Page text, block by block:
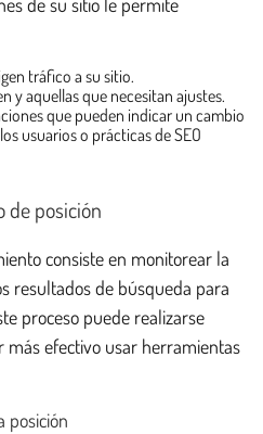
tráfico a su sitio.
y aquellas que necesitan ajustes.
que pueden indicar un cambio
usuarios o prácticas de SEO
de posición
consiste en monitorear la
resultados de búsqueda para
proceso puede realizarse
más efectivo usar herramientas
posición